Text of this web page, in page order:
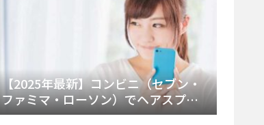
【2025年最新】コンビニ（セブン・
ファミマ・ローソン）でヘアスプレ
ーは売ってる？販売場所と買える種